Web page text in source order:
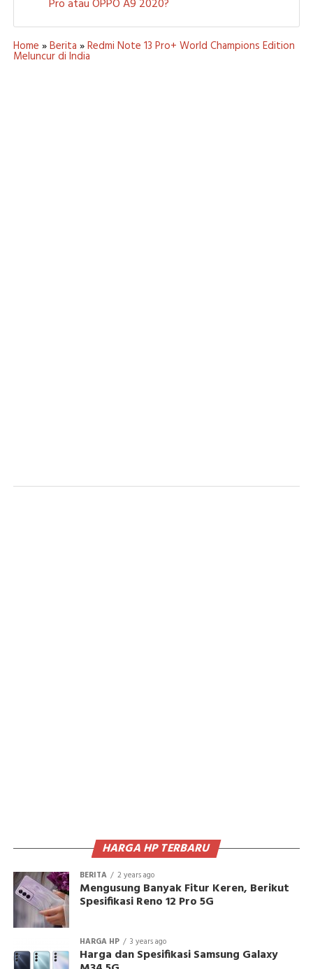
Pro atau OPPO A9 2020?
Home »Berita »Redmi Note 13 Pro+ World Champions Edition
Meluncur di India
HARGA HP TERBARU
BERITA 2 years ago
Mengusung Banyak Fitur Keren, Berikut
Spesifikasi Reno 12 Pro 5G
HARGA HP 3 years ago
Harga dan Spesifikasi Samsung Galaxy